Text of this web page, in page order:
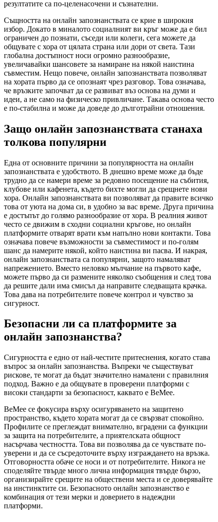
резултатите са по-целенасочени и съзнателни.
Същността на онлайн запознанствата се крие в широкия
избор. Докато в миналото социалният ви кръг може да е бил
ограничен до познати, съседи или колеги, сега можете да
общувате с хора от цялата страна или дори от света. Тази
глобална достъпност носи огромно разнообразие,
увеличавайки шансовете за намиране на някой наистина
съвместим. Нещо повече, онлайн запознанствата позволяват
на хората първо да се опознаят чрез разговор. Това означава,
че връзките започват да се развиват въз основа на думи и
идеи, а не само на физическо привличане. Такава основа често
е по-стабилна и може да доведе до дълготрайни отношения.
Защо онлайн запознанствата станаха
толкова популярни
Една от основните причини за популярността на онлайн
запознанствата е удобството. В днешно време може да бъде
трудно да се намери време за редовно посещение на събития,
клубове или кафенета, където бихте могли да срещнете нови
хора. Онлайн запознанствата ви позволяват да правите всичко
това от уюта на дома си, в удобно за вас време. Друга причина
е достъпът до голямо разнообразие от хора. В реалния живот
често се движим в сходни социални кръгове, но онлайн
платформите отварят врати към напълно нови контакти. Това
означава повече възможности за съвместимост и по-голям
шанс да намерите някой, който наистина ви пасва. И накрая,
онлайн запознанствата са популярни, защото намаляват
напрежението. Вместо неловко мълчание на първото кафе,
можете първо да си размените няколко съобщения и след това
да решите дали има смисъл да направите следващата крачка.
Това дава на потребителите повече контрол и чувство за
сигурност.
Безопасни ли са платформите за
онлайн запознанства?
Сигурността е едно от най-честите притеснения, когато става
въпрос за онлайн запознанства. Въпреки че съществуват
рискове, те могат да бъдат значително намалени с правилния
подход. Важно е да общувате в проверени платформи с
високи стандарти за безопасност, каквато е BeMee.
BeMee се фокусира върху осигуряването на защитено
пространство, където хората могат да се свързват спокойно.
Профилите се преглеждат внимателно, вградени са функции
за защита на потребителите, а приятелската общност
насърчава честността. Това ви позволява да се чувствате по-
уверени и да се съсредоточите върху изграждането на връзка.
Отговорността обаче се носи и от потребителите. Никога не
споделяйте твърде много лична информация твърде бързо,
организирайте срещите на обществени места и се доверявайте
на инстинктите си. Безопасното онлайн запознанство е
комбинация от тези мерки и доверието в надеждни
платформи.